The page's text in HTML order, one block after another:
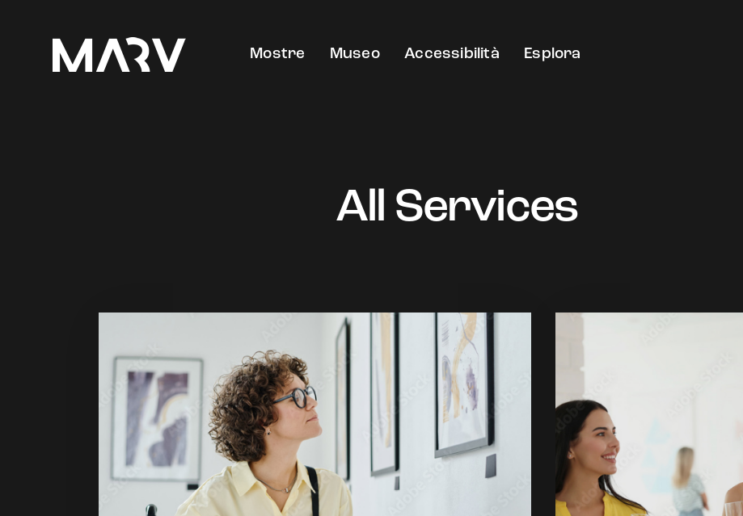
Mostre Museo Accessibilità Esplora
All Services